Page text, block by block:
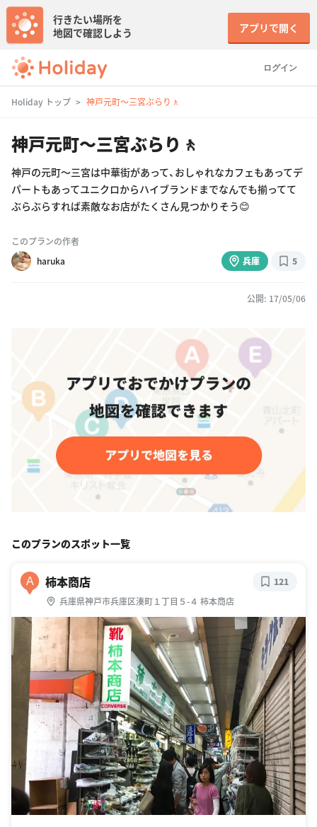
ログイン
行きたい場所を
地図で確認しよう
アプリで開く
Holiday トップ 神戸元町〜三宮ぶらり🚶
神戸元町〜三宮ぶらり🚶
神戸の元町〜三宮は中華街があって、おしゃれなカフェもあってデ
パートもあってユニクロからハイブランドまでなんでも揃ってて
ぶらぶらすれば素敵なお店がたくさん見つかりそう😊
このプランの作者
haruka
兵庫 5
公開: 17/05/06
このプランのスポット一覧
A 柿本商店
兵庫県神戸市兵庫区湊町１丁目５-４ 柿本商店
121